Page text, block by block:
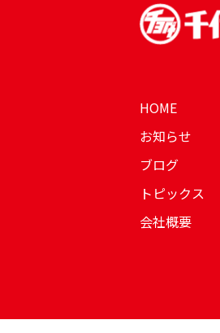
HOME
お知らせ
ブログ
トピックス
会社概要